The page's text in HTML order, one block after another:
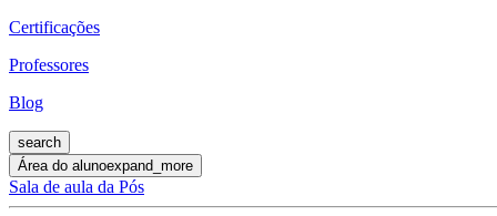
Certificações
Professores
Blog
search
Área do alunoexpand_more
Sala de aula da Pós